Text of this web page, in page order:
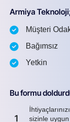
Armiya
Müşteri
Bağımsız
Yetkin
Bu formu
1
sizinle